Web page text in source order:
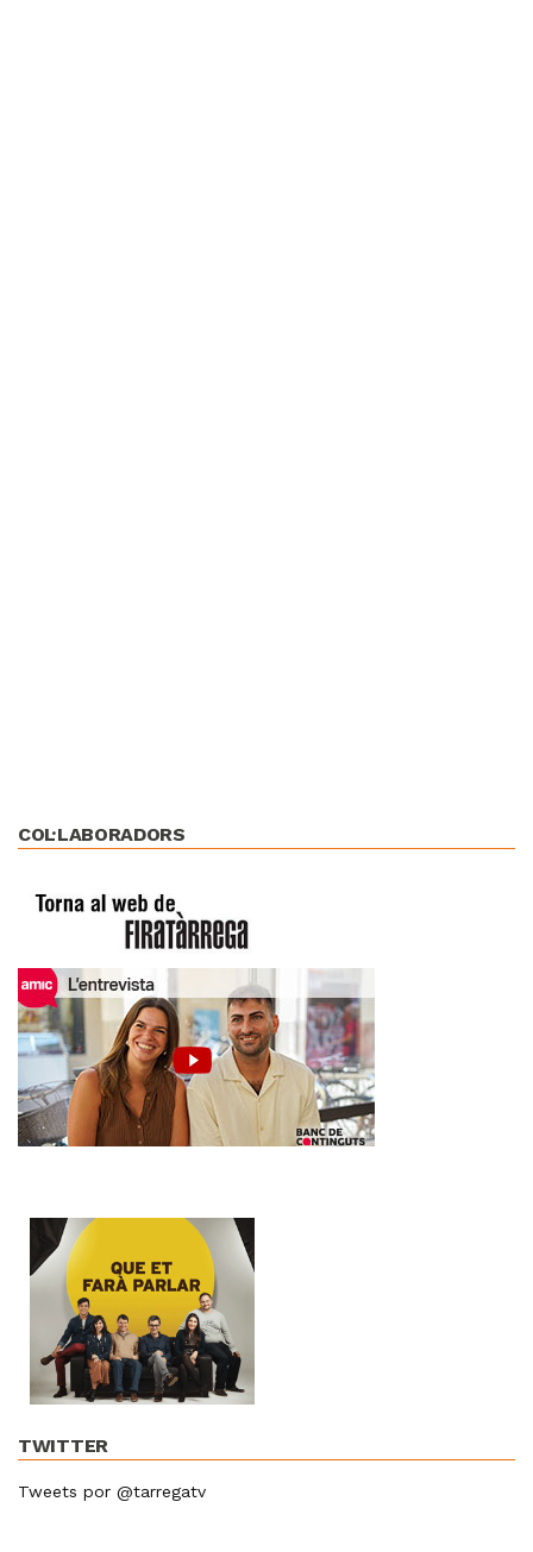
COL·LABORADORS
TWITTER
Tweets por @tarregatv